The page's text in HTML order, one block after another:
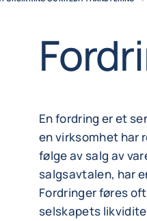
En fordring er et
en virksomhet har
følge av salg av
salgsavtalen, har
Fordringer føres
selskapets